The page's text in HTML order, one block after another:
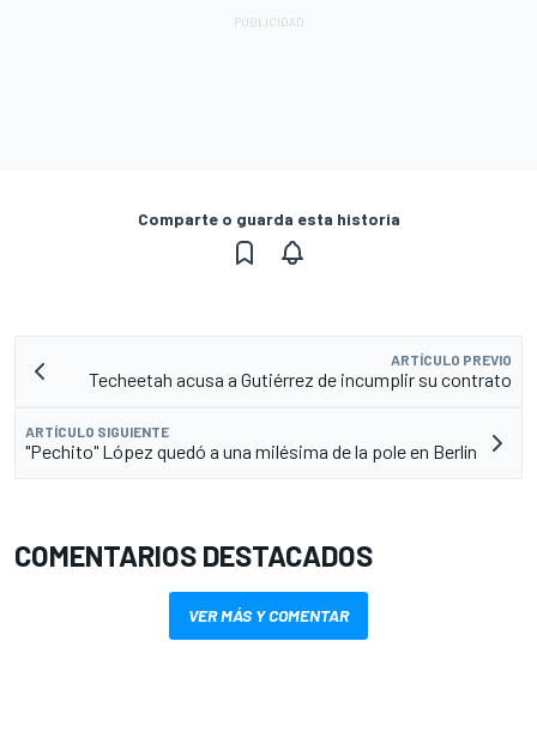
Comparte o guarda esta historia
ARTÍCULO PREVIO
Techeetah acusa a Gutiérrez de incumplir su contrato
ARTÍCULO SIGUIENTE
"Pechito" López quedó a una milésima de la pole en Berlín
COMENTARIOS DESTACADOS
VER MÁS Y COMENTAR